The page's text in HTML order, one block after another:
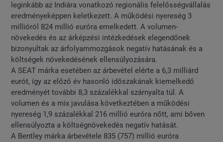
leginkább az Indiára vonatkozó regionális felelősségvállalás
eredményeképpen keletkezett. A működési nyereség 3
millióról 824 millió euróra emelkedett. A volumen-
növekedés és az árképzési intézkedések elegendőnek
bizonyultak az árfolyammozgások negatív hatásának és a
költségek növekedésének ellensúlyozására.
A SEAT márka esetében az árbevétel elérte a 6,3 milliárd
eurót, így az előző év hasonló időszakának kiemelkedő
eredményét további 8,3 százalékkal szárnyalta túl. A
volumen és a mix javulása következtében a működési
nyereség 1,9 százalékkal 216 millió euróra nőtt, ami bőven
ellensúlyozta a költségnövekedés negatív hatását.
A Bentley márka árbevétele 835 (757) millió euróra